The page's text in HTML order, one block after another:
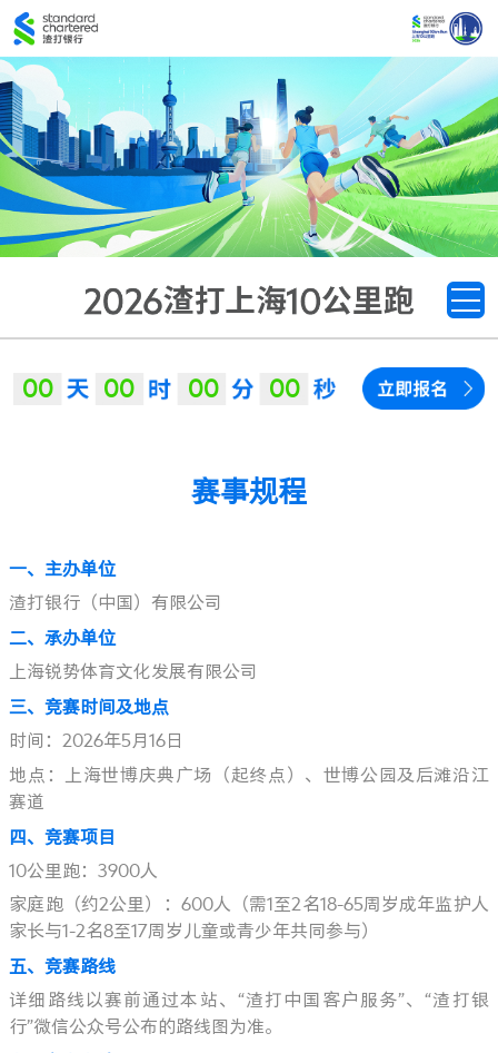
00 00 00 00
赛事规程
一、主办单位
渣打银行（中国）有限公司
二、承办单位
上海锐势体育文化发展有限公司
三、竞赛时间及地点
时间：2026年5月16日
地点：上海世博庆典广场（起终点）、世博公园及后滩沿江
赛道
四、竞赛项目
10公里跑：3900人
家庭跑（约2公里）：600人（需1至2名18-65周岁成年监护人
家长与1-2名8至17周岁儿童或青少年共同参与）
五、竞赛路线
详细路线以赛前通过本站、“渣打中国客户服务”、“渣打银
行”微信公众号公布的路线图为准。